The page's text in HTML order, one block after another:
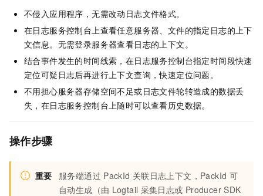
不侵入应用程序，无需改动日志文件格式。
在日志服务控制台上查看任意服务器、文件的指定日志的上下
文信息。无需登录服务器查看日志的上下文。
结合事件发生的时间线索，在日志服务控制台指定时间段快速
定位可疑日志后再进行上下文查询，快速定位问题。
不用担心服务器存储空间不足或日志文件轮转造成的数据丢
失，在日志服务控制台上随时可以查看历史数据。
操作步骤
重要 服务端通过 PackId 关联日志上下文，PackId 可
自动生成（由 Logtail 采集日志或 Producer SDK